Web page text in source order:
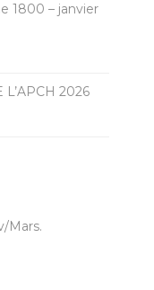
1800 – janvier
2026
Mars.